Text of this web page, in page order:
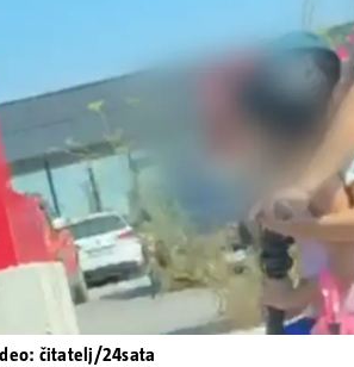
Pokretanje videa...
čitatelj/24sata